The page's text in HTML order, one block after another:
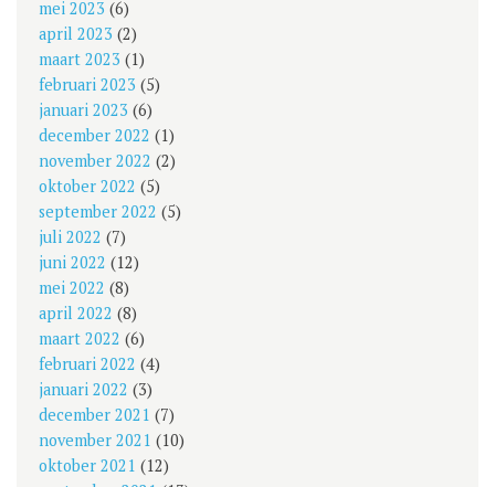
mei 2023 (6)
april 2023 (2)
maart 2023 (1)
februari 2023 (5)
januari 2023 (6)
december 2022 (1)
november 2022 (2)
oktober 2022 (5)
september 2022 (5)
juli 2022 (7)
juni 2022 (12)
mei 2022 (8)
april 2022 (8)
maart 2022 (6)
februari 2022 (4)
januari 2022 (3)
december 2021 (7)
november 2021 (10)
oktober 2021 (12)